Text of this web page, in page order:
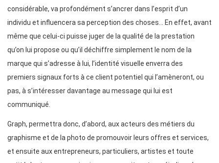
considérable, va profondément s’ancrer dans l’esprit d’un
individu et influencera sa perception des choses… En effet, avant
même que celui-ci puisse juger de la qualité de la prestation
qu’on lui propose ou qu’il déchiffre simplement le nom de la
marque qui s’adresse à lui, l’identité visuelle enverra des
premiers signaux forts à ce client potentiel qui l’amèneront, ou
pas, à s’intéresser davantage au message qui lui est
communiqué.
Graph, permettra donc, d’abord, aux acteurs des métiers du
graphisme et de la photo de promouvoir leurs offres et services,
et ensuite aux entrepreneurs, particuliers, artistes et toute